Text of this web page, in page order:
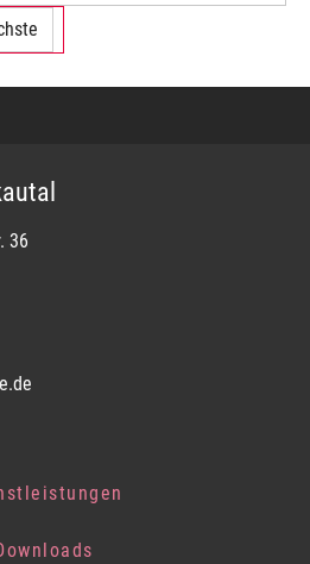
36